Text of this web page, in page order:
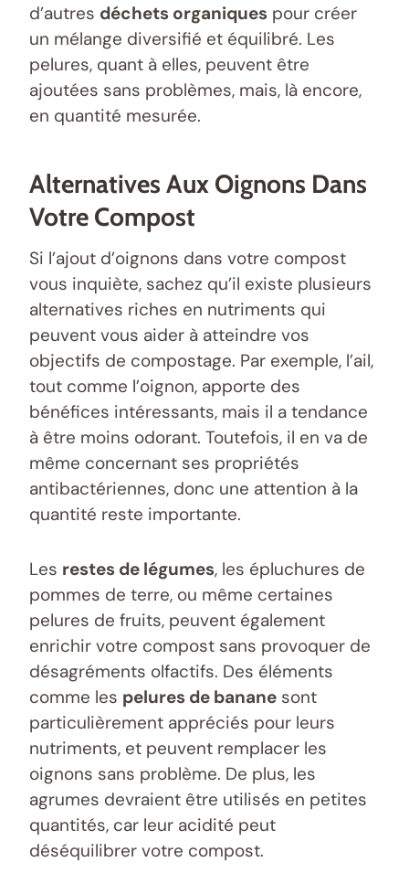
d’autres déchets organiques pour créer
un mélange diversifié et équilibré. Les
pelures, quant à elles, peuvent être
ajoutées sans problèmes, mais, là encore,
en quantité mesurée.
Alternatives Aux Oignons Dans
Votre Compost
Si l’ajout d’oignons dans votre compost
vous inquiète, sachez qu’il existe plusieurs
alternatives riches en nutriments qui
peuvent vous aider à atteindre vos
objectifs de compostage. Par exemple, l’ail,
tout comme l’oignon, apporte des
bénéfices intéressants, mais il a tendance
à être moins odorant. Toutefois, il en va de
même concernant ses propriétés
antibactériennes, donc une attention à la
quantité reste importante.
Les restes de légumes, les épluchures de
pommes de terre, ou même certaines
pelures de fruits, peuvent également
enrichir votre compost sans provoquer de
désagréments olfactifs. Des éléments
comme les pelures de banane sont
particulièrement appréciés pour leurs
nutriments, et peuvent remplacer les
oignons sans problème. De plus, les
agrumes devraient être utilisés en petites
quantités, car leur acidité peut
déséquilibrer votre compost.